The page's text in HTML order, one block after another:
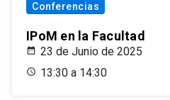
Conferencias
IPoM en la Facultad
23 de Junio de 2025
13:30 a 14:30